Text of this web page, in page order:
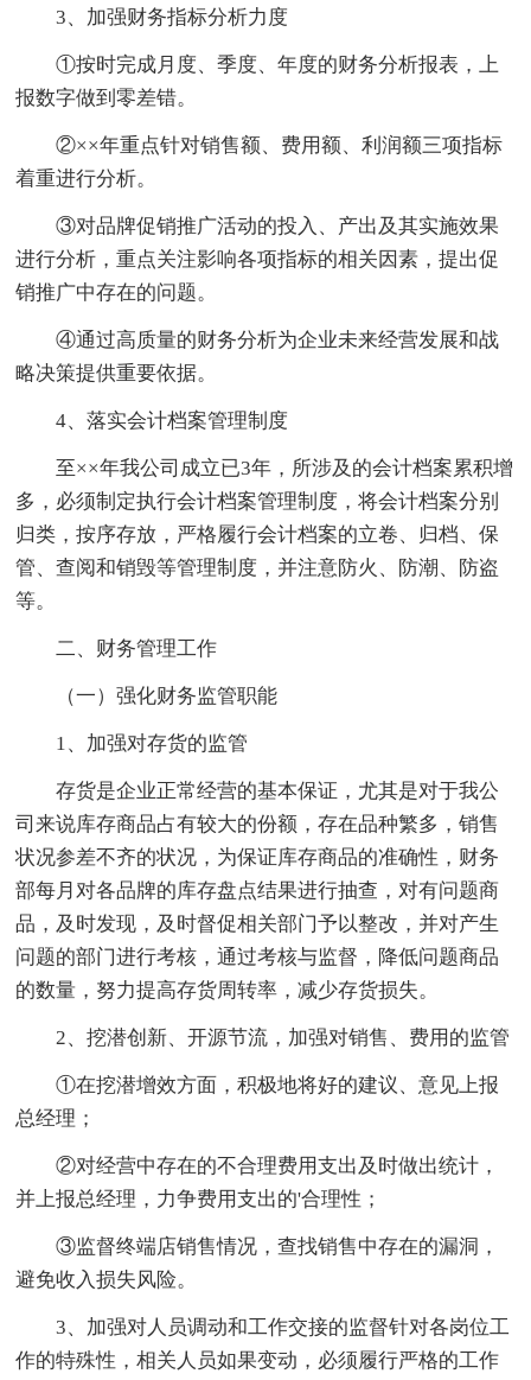
3、加强财务指标分析力度
①按时完成月度、季度、年度的财务分析报表，上
报数字做到零差错。
②××年重点针对销售额、费用额、利润额三项指标
着重进行分析。
③对品牌促销推广活动的投入、产出及其实施效果
进行分析，重点关注影响各项指标的相关因素，提出促
销推广中存在的问题。
④通过高质量的财务分析为企业未来经营发展和战
略决策提供重要依据。
4、落实会计档案管理制度
至××年我公司成立已3年，所涉及的会计档案累积增
多，必须制定执行会计档案管理制度，将会计档案分别
归类，按序存放，严格履行会计档案的立卷、归档、保
管、查阅和销毁等管理制度，并注意防火、防潮、防盗
等。
二、财务管理工作
（一）强化财务监管职能
1、加强对存货的监管
存货是企业正常经营的基本保证，尤其是对于我公
司来说库存商品占有较大的份额，存在品种繁多，销售
状况参差不齐的状况，为保证库存商品的准确性，财务
部每月对各品牌的库存盘点结果进行抽查，对有问题商
品，及时发现，及时督促相关部门予以整改，并对产生
问题的部门进行考核，通过考核与监督，降低问题商品
的数量，努力提高存货周转率，减少存货损失。
2、挖潜创新、开源节流，加强对销售、费用的监管
①在挖潜增效方面，积极地将好的建议、意见上报
总经理；
②对经营中存在的不合理费用支出及时做出统计，
并上报总经理，力争费用支出的'合理性；
③监督终端店销售情况，查找销售中存在的漏洞，
避免收入损失风险。
3、加强对人员调动和工作交接的监督针对各岗位工
作的特殊性，相关人员如果变动，必须履行严格的工作